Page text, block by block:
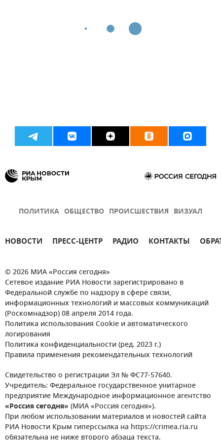
ПОЛИТИКА ОБЩЕСТВО ПРОИСШЕСТВИЯ ВИЗУАЛ
НОВОСТИ ПРЕСС-ЦЕНТР РАДИО КОНТАКТЫ
© 2026 МИА «Россия сегодня»
Сетевое издание РИА Новости зарегистрировано в
Федеральной службе по надзору в сфере связи,
информационных технологий и массовых коммуникаций
(Роскомнадзор) 08 апреля 2014 года.
Политика использования Cookie и автоматического
логирования
Политика конфиденциальности (ред. 2023 г.)
Правила применения рекомендательных технологий
Свидетельство о регистрации Эл № ФС77-57640.
Учредитель: Федеральное государственное унитарное
предприятие Международное информационное агентство
«Россия сегодня» (МИА «Россия сегодня»).
При любом использовании материалов и новостей сайта
РИА Новости Крым гиперссылка на https://crimea.ria.ru
обязательна не ниже второго абзаца текста.